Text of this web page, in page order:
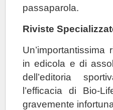
passaparola.
Riviste
in edicola e di
dell’editoria
l’efficacia di Bio-
gravemente